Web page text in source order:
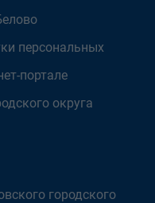
персональных
портале
округа
городского